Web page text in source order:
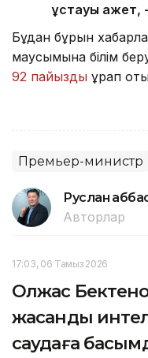
ұстауы қажет,
Бұдан бұрын
маусымына білім
92 пайызды құрап
Премьер-министр
Руслан
Авторлар
17:03, 06 Тамыз 2026
Олжас
жасанды
саудаға